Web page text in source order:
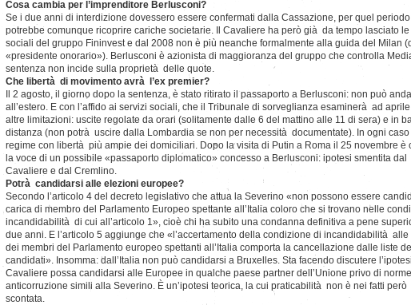
Cosa cambia per l’imprenditore Berlusconi?
Se i due anni di interdizione dovessero essere confermati dalla Cassazione, per quel
potrebbe comunque ricoprire cariche societarie. Il Cavaliere ha però già da tempo lasciato le
sociali del gruppo Fininvest e dal 2008 non è più neanche formalmente alla guida del Milan
«presidente onorario»). Berlusconi è azionista di maggioranza del gruppo che controlla
sentenza non incide sulla proprietà delle quote.
Che libertà di movimento avrà l’ex premier?
Il 2 agosto, il giorno dopo la sentenza, è stato ritirato il passaporto a Berlusconi: non può
all’estero. E con l’affido ai servizi sociali, che il Tribunale di sorveglianza esaminerà ad
altre limitazioni: uscite regolate da orari (solitamente dalle 6 del mattino alle 11 di sera) e in
distanza (non potrà uscire dalla Lombardia se non per necessità documentate). In ogni caso
regime con libertà più ampie dei domiciliari. Dopo la visita di Putin a Roma il 25 novembre è
la voce di un possibile «passaporto diplomatico» concesso a Berlusconi: ipotesi smentita dal
Cavaliere e dal Cremlino.
Potrà candidarsi alle elezioni europee?
Secondo l’articolo 4 del decreto legislativo che attua la Severino «non possono essere
carica di membro del Parlamento Europeo spettante all’Italia coloro che si trovano nelle
incandidabilità di cui all’articolo 1», cioè chi ha subito una condanna definitiva a pene
due anni. E l’articolo 5 aggiunge che «l’accertamento della condizione di incandidabilità alle
dei membri del Parlamento europeo spettanti all’Italia comporta la cancellazione dalle liste
candidati». Insomma: dall’Italia non può candidarsi a Bruxelles. Sta facendo discutere
Cavaliere possa candidarsi alle Europee in qualche paese partner dell’Unione privo di norme
anticorruzione simili alla Severino. È un’ipotesi teorica, la cui praticabilità non è nei fatti però
scontata.